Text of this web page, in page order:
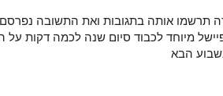
תרשמו אותה בתגובות ואת התשובה
מיוחד לכבוד סיום שנה לכמה דקות על
הבא